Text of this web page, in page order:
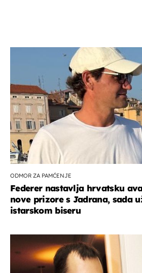
ODMOR ZA PAMĆENJE
Federer nastavlja hrvatsku
nove prizore s Jadrana, sada
istarskom biseru